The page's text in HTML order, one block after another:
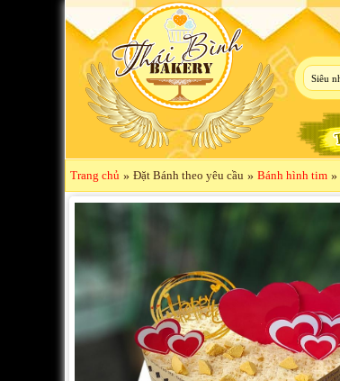
Trang chủ » Đặt Bánh theo yêu cầu » Bánh hình tim »